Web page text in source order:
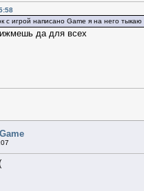
с игрой написано Game я на него
да для всех